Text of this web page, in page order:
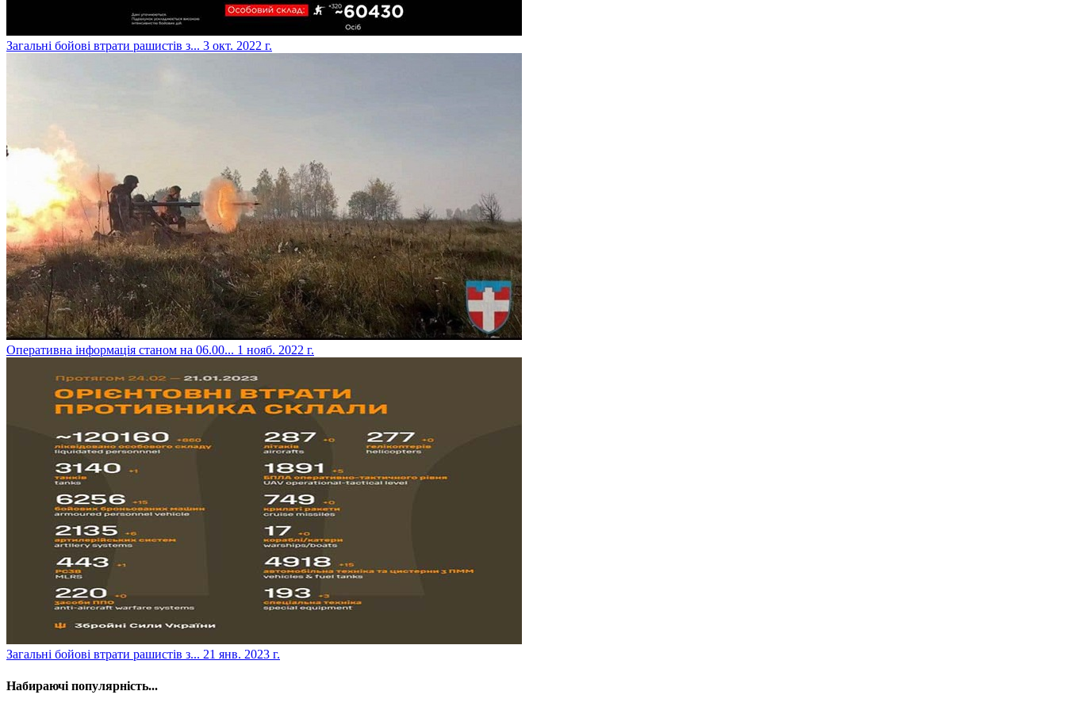
​Загальні бойові втрати рашистів з... 3 окт. 2022 г.
​Оперативна інформація станом на 06.00... 1 нояб. 2022 г.
​Загальні бойові втрати рашистів з... 21 янв. 2023 г.
Набираючі популярність...